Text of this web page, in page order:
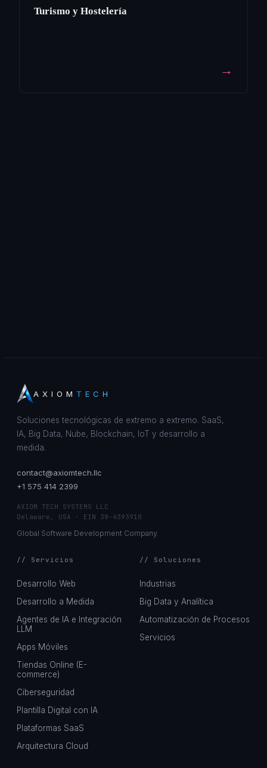
Turismo y Hostelería
→
AXIOM TECH
Soluciones tecnológicas de extremo a extremo. SaaS,
IA, Big Data, Nube, Blockchain, IoT y desarrollo a
medida.
contact@axiomtech.llc
+1 575 414 2399
AXIOM TECH SYSTEMS LLC
Delaware, USA · EIN 38-4393910
Global Software Development Company.
// Servicios
Desarrollo Web
Desarrollo a Medida
Agentes de IA e Integración
LLM
Apps Móviles
Tiendas Online (E-
commerce)
Ciberseguridad
Plantilla Digital con IA
Plataformas SaaS
Arquitectura Cloud
// Soluciones
Industrias
Big Data y Analítica
Automatización de Procesos
Servicios